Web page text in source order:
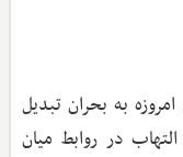
به بحران تبدیل
در روابط میان